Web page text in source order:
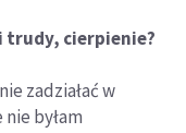
trudy, cierpienie?
zadziałać w
byłam